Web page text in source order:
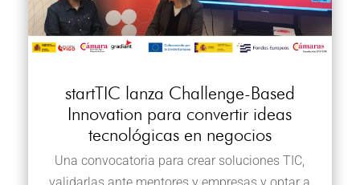
startTIC lanza Challenge-Based
Innovation para convertir ideas
tecnológicas en negocios
Una convocatoria para crear soluciones TIC,